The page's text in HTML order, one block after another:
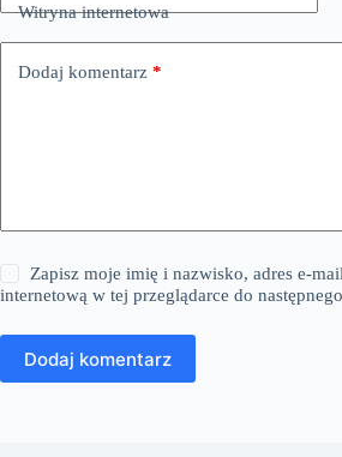
Witryna internetowa
Dodaj komentarz *
Zapisz moje imię i nazwisko, adres e-
internetową w tej przeglądarce do
Dodaj komentarz